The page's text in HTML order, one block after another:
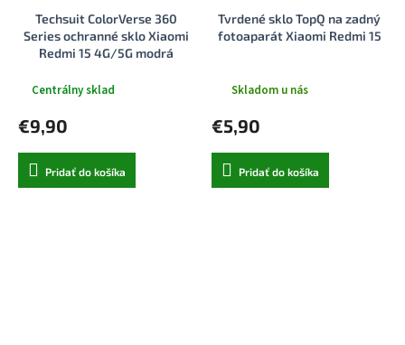
Techsuit ColorVerse 360
Series ochranné sklo Xiaomi
Redmi 15 4G/5G modrá
Centrálny sklad
€9,90
Pridať do košíka
Tvrdené sklo TopQ na zadný
fotoaparát Xiaomi Redmi 15
Skladom u nás
€5,90
Pridať do košíka